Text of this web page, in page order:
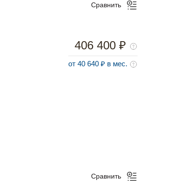
Сравнить
406 400 ₽
от 40 640 ₽ в мес.
Сравнить